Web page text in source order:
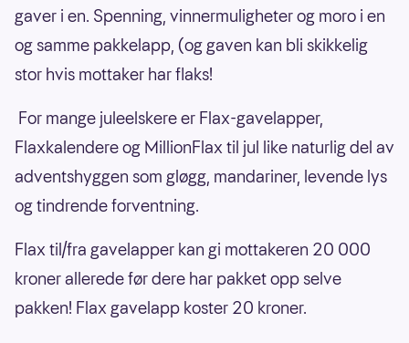
gaver i en. Spenning, vinnermuligheter og moro i en
og samme pakkelapp, (og gaven kan bli skikkelig
stor hvis mottaker har flaks!
For mange juleelskere er Flax-gavelapper,
Flaxkalendere og MillionFlax til jul like naturlig del av
adventshyggen som gløgg, mandariner, levende lys
og tindrende forventning.
Flax til/fra gavelapper kan gi mottakeren 20 000
kroner allerede før dere har pakket opp selve
pakken! Flax gavelapp koster 20 kroner.